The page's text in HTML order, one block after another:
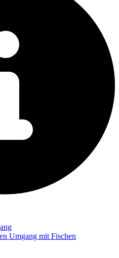
Umgang mit Fischen